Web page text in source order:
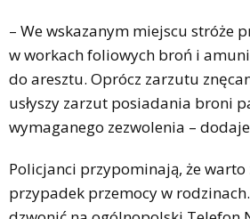
– We wskazanym miejscu stróże
w workach foliowych broń i
do aresztu. Oprócz zarzutu
usłyszy zarzut posiadania broni
wymaganego zezwolenia –
Policjanci przypominają, że warto
przypadek przemocy w